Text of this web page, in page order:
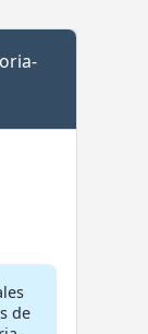
de